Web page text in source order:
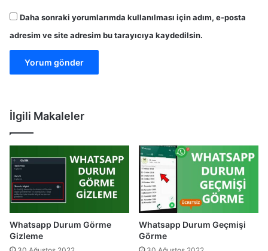
Daha sonraki yorumlarımda kullanılması için adım, e-posta
adresim ve site adresim bu tarayıcıya kaydedilsin.
İlgili Makaleler
Whatsapp Durum Görme
Gizleme
Whatsapp Durum Geçmişi
Görme